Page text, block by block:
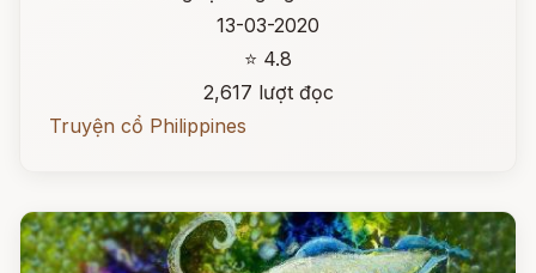
13-03-2020
⭐ 4.8
2,617 lượt đọc
Truyện cổ Philippines